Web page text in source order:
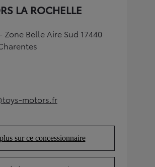
LA ROCHELLE
Zone Belle Aire Sud 17440
new tab)
motors.fr
in new tab)
sur ce concessionnaire
(Opens in new tab)